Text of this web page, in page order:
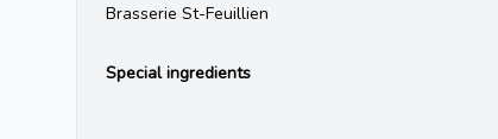
Brasserie St-Feuillien
Special ingredients